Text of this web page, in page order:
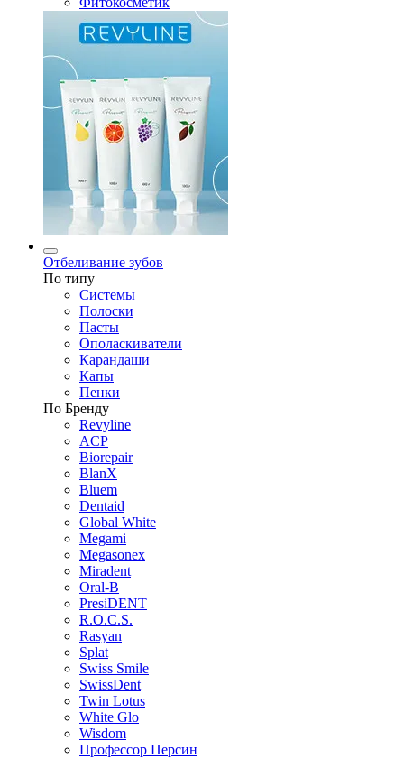
Отбеливание зубов
По типу
Системы
Полоски
Пасты
Ополаскиватели
Карандаши
Капы
Пенки
По Бренду
Revyline
ACP
Biorepair
BlanX
Bluem
Dentaid
Global White
Megami
Megasonex
Miradent
Oral-B
PresiDENT
R.O.C.S.
Rasyan
Splat
Swiss Smile
SwissDent
Twin Lotus
White Glo
Wisdom
Профессор Персин